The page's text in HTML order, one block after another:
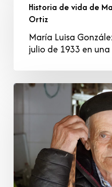
María
Luisa
González
Ortiz
Historia de vida de
Ortiz
María Luisa
julio de 1933 en
Tomás
Mantecón
Pelayo